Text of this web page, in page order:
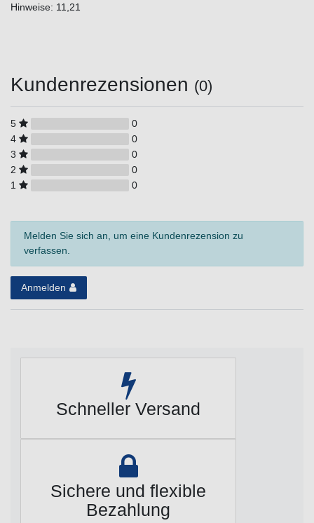
Hinweise: 11,21
Kundenrezensionen (0)
5
0
4
0
3
0
2
0
1
0
Melden Sie sich an, um eine Kundenrezension zu
verfassen.
Anmelden
Schneller Versand
Sichere und flexible
Bezahlung